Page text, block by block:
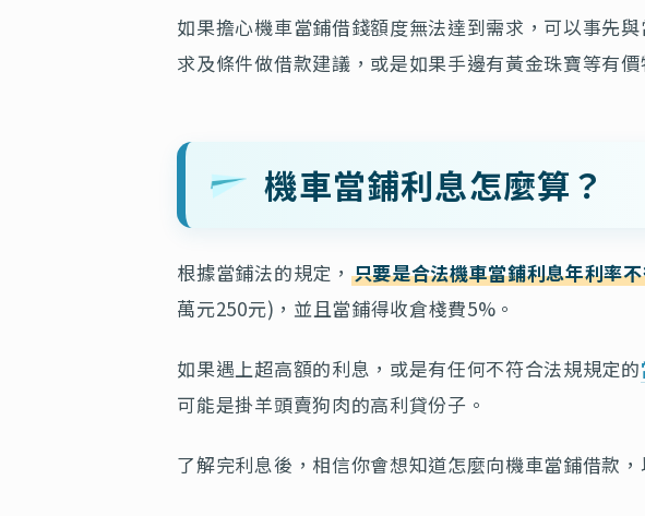
如果擔心機車當鋪借錢額度無法達到需求，可以事先
求及條件做借款建議，或是如果手邊有黃金珠寶等有
機車當鋪利息怎麼算？
根據當鋪法的規定， 只要是合法機車當鋪利息年利率
萬元250元)，並且當鋪得收倉棧費5%。
如果遇上超高額的利息，或是有任何不符合法規規定的
可能是掛羊頭賣狗肉的高利貸份子。
了解完利息後，相信你會想知道怎麼向機車當鋪借款